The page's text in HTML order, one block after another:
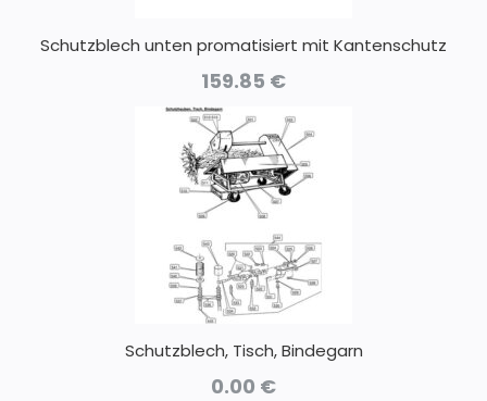
Schutzblech unten promatisiert mit Kantenschutz
159.85 €
Schutzblech, Tisch, Bindegarn
0.00 €